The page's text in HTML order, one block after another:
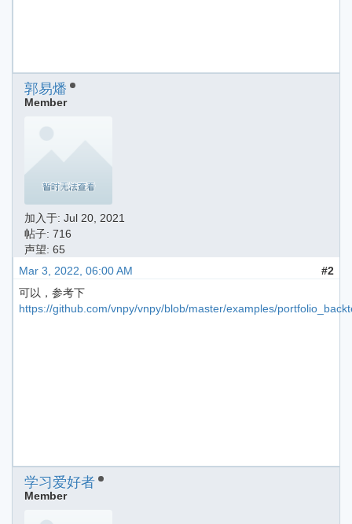
郭易燔
Member
加入于: Jul 20, 2021
帖子: 716
声望: 65
Mar 3, 2022, 06:00 AM
#2
可以，参考下
https://github.com/vnpy/vnpy/blob/master/examples/
学习爱好者
Member